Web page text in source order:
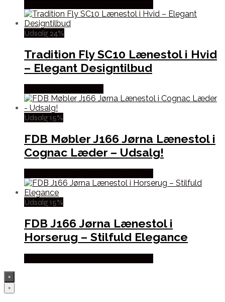
Udsalg 24%
Tradition Fly SC10 Lænestol i Hvid
– Elegant Designtilbud
Udsalg 15%
FDB Møbler J166 Jørna Lænestol i
Cognac Læder – Udsalg!
Udsalg 15%
FDB J166 Jørna Lænestol i
Horserug – Stilfuld Elegance
×
×